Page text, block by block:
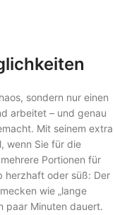
sondern nur einen
arbeitet – und genau
Mit seinem extra
wenn Sie für die
Portionen für
herzhaft oder süß: Der
wie „lange
paar Minuten dauert.